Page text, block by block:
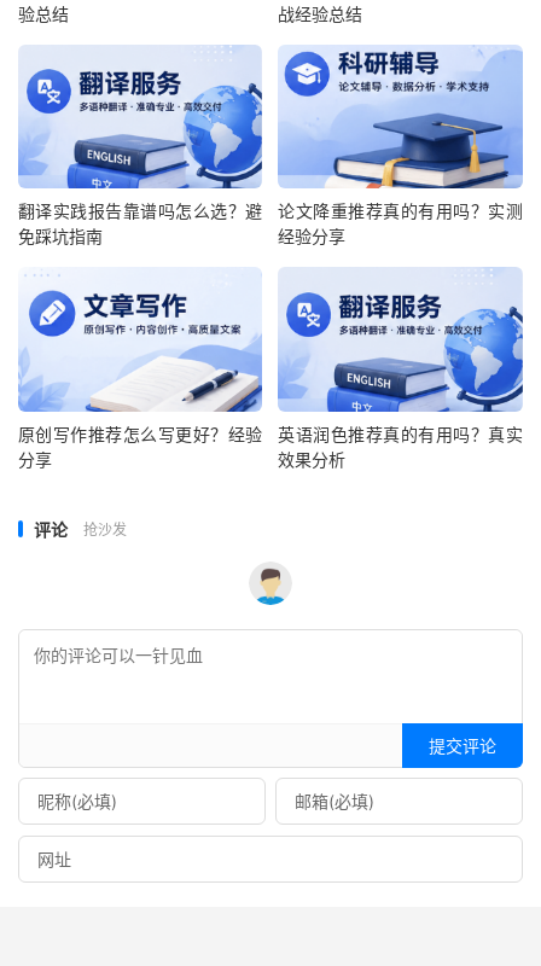
验总结
战经验总结
翻译实践报告靠谱吗怎么选？避
免踩坑指南
论文降重推荐真的有用吗？实测
经验分享
原创写作推荐怎么写更好？经验
分享
英语润色推荐真的有用吗？真实
效果分析
评论 抢沙发
提交评论